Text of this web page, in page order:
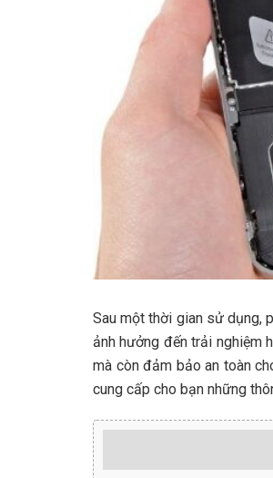
Sau một thời gian sử dụng,
ảnh hưởng đến trải nghiệm
mà còn đảm bảo an toàn
cung cấp cho bạn những